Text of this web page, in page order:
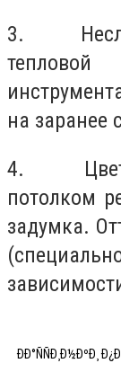
3.
на заранее
4.
потолком
задумка.
ÐÐ°ÑÑÐ¸Ð½ÐºÐ¸